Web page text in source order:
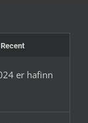
Recent
er hafinn